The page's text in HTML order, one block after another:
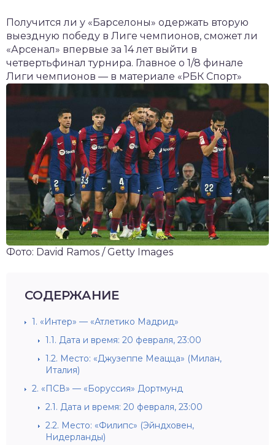
Получится ли у «Барселоны» одержать вторую
выездную победу в Лиге чемпионов, сможет ли
«Арсенал» впервые за 14 лет выйти в
четвертьфинал турнира. Главное о 1/8 финале
Лиги чемпионов — в материале «РБК Спорт»
Фото: David Ramos / Getty Images
СОДЕРЖАНИЕ
1. «Интер» — «Атлетико Мадрид»
1.1. Дата и время: 20 февраля, 23:00
1.2. Место: «Джузеппе Меацца» (Милан,
Италия)
2. «ПСВ» — «Боруссия» Дортмунд
2.1. Дата и время: 20 февраля, 23:00
2.2. Место: «Филипс» (Эйндховен,
Нидерланды)